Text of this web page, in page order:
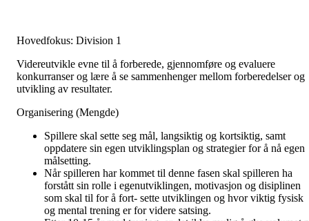
Hovedfokus: Division 1
Videreutvikle evne til å forberede, gjennomføre og evaluere
konkurranser og lære å se sammenhenger mellom forberedelser og
utvikling av resultater.
Organisering (Mengde)
Spillere skal sette seg mål, langsiktig og kortsiktig, samt
oppdatere sin egen utviklingsplan og strategier for å nå egen
målsetting.
Når spilleren har kommet til denne fasen skal spilleren ha
forstått sin rolle i egenutviklingen, motivasjon og disiplinen
som skal til for å fort- sette utviklingen og hvor viktig fysisk
og mental trening er for videre satsing.